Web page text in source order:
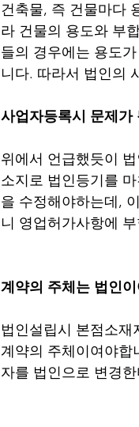
건축물, 즉 건물마다
라 건물의 용도와 부
들의 경우에는 용도
니다. 따라서 법인의
사업자등록시 문제가
위에서 언급했듯이
소지로 법인등기를
을 수정해야하는데,
니 영업허가사항에
계약의 주체는 법인
법인설립시 본점소
계약의 주체이여야합
자를 법인으로 변경